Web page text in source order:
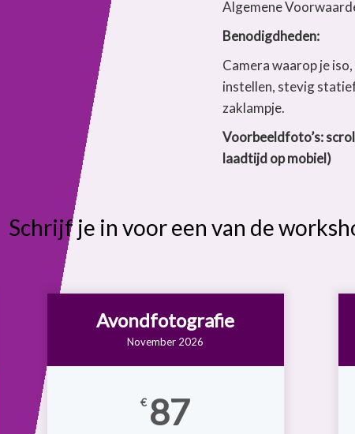
Algemene
Benodigdheden:
Camera waarop je
instellen, stevig
zaklampje.
Voorbeeldfoto’s:
laadtijd op mobiel)
Schrijf je in voor een van de
Avondfotografie
November 2026
€ 87